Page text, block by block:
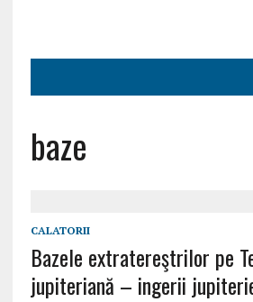
baze
CALATORII
Bazele extratereştrilor pe
jupiteriană – ingerii